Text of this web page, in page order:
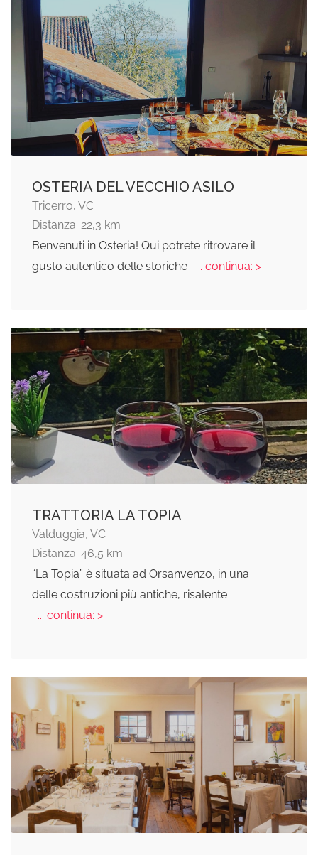
OSTERIA DEL VECCHIO ASILO
Tricerro, VC
Distanza: 22,3 km
Benvenuti in Osteria! Qui potrete ritrovare il
gusto autentico delle storiche
... continua: >
TRATTORIA LA TOPIA
Valduggia, VC
Distanza: 46,5 km
“La Topia” è situata ad Orsanvenzo, in una
delle costruzioni più antiche, risalente
... continua: >